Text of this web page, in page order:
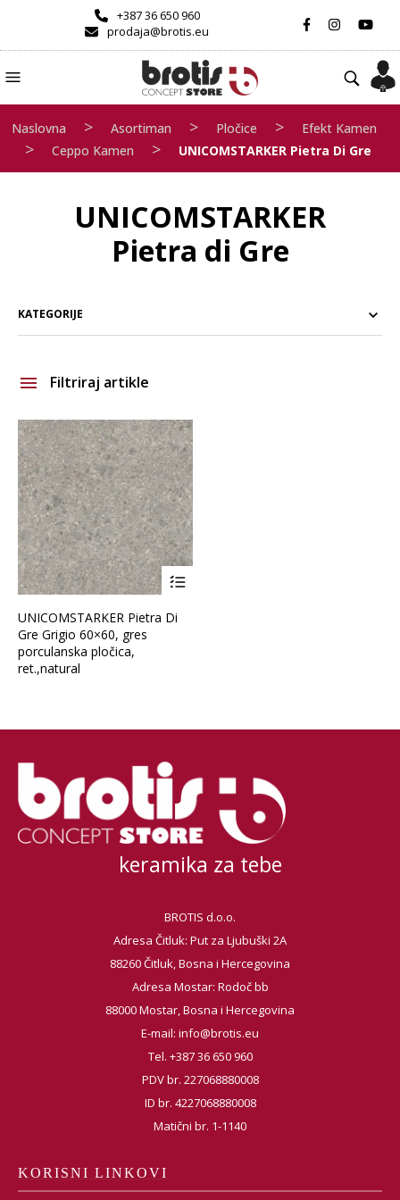
+387 36 650 960
prodaja@brotis.eu
Naslovna > Asortiman > Pločice > Efekt Kamen
> Ceppo Kamen > UNICOMSTARKER Pietra Di Gre
UNICOMSTARKER
Pietra di Gre
KATEGORIJE
Filtriraj artikle
Brand
Debljina
Format pločice
Namjena pločice
Vrsta obrade pločice
UNICOMSTARKER Pietra Di
Gre Grigio 60×60, gres
porculanska pločica,
ret.,natural
keramika za tebe
BROTIS d.o.o.
Adresa Čitluk: Put za Ljubuški 2A
88260 Čitluk, Bosna i Hercegovina
Adresa Mostar: Rodoč bb
88000 Mostar, Bosna i Hercegovina
E-mail: info@brotis.eu
Tel. +387 36 650 960
PDV br. 227068880008
ID br. 4227068880008
Matični br. 1-1140
KORISNI LINKOVI